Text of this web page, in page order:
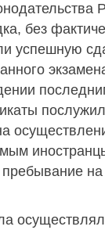
без
успешную